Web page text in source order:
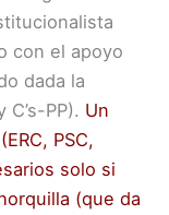
con el apoyo
dada la
PP). Un
PSC,
solo si
(que da